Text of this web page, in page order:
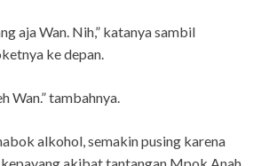
aja Wan. Nih,” katanya sambil
ke depan.
Wan.” tambahnya.
alkohol, semakin pusing karena
akibat tantangan Mpok Anah.